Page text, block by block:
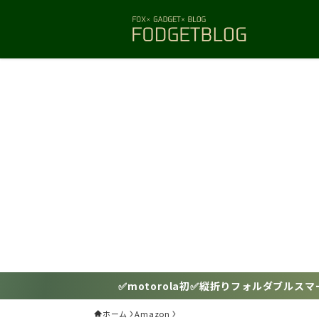
✅motorola初✅縦折りフォルダブルスマートフォン「
ホーム Amazon